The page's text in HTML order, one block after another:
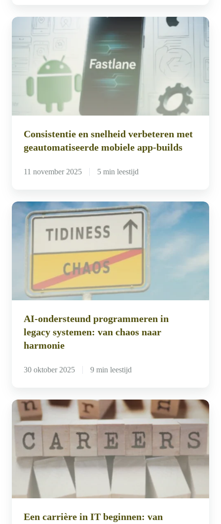
Consistentie
en
verbeteren
geautomatiseerde
mobiele
buildsConsistentie en snelheid verbeteren met
geautomatiseerde mobiele app-builds
11 november 2025 5 min leestijd
AI-
ondersteund
programmeren
systemen:
naar
harmonie
AI-ondersteund programmeren in
legacy systemen: van chaos naar
harmonie
30 oktober 2025 9 min leestijd
Een
carrière
beginnen:
middelbare
Een carrière in IT beginnen: van